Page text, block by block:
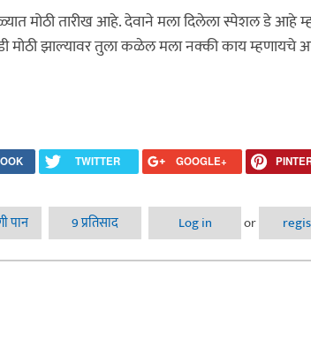
मोठी तारीख आहे. देवाने मला दिलेला स्पेशल डे आहे
मोठी झाल्यावर तुला कळेल मला नक्की काय म्हणायचे
TWITTER GOOGLE+
बारा (बापूस नावाचा हापूस )
पान 9 प्रतिसाद Log in or